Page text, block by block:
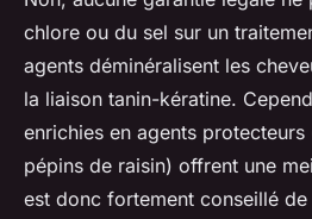
chlore ou du sel sur un
agents déminéralisent les
la liaison tanin-kératine.
enrichies en agents protecteurs
pépins de raisin) offrent une
est donc fortement conseillé